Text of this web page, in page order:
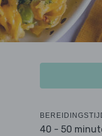
40 - 50